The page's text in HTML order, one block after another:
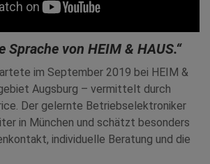
Sprache von HEIM & HAUS.“
im September 2019 bei HEIM &
Augsburg – vermittelt durch
Der gelernte Betriebselektroniker
in München und schätzt besonders
individuelle Beratung und die